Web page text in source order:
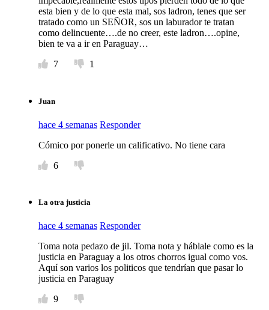
esta bien y de lo que esta mal, sos ladron, tenes que ser
tratado como un SEÑOR, sos un laburador te tratan
como delincuente….de no creer, este ladron….opine,
bien te va a ir en Paraguay…
7
1
Juan
hace 4 semanas Responder
Cómico por ponerle un calificativo. No tiene cara
6
La otra justicia
hace 4 semanas Responder
Toma nota pedazo de jil. Toma nota y háblale como es la
justicia en Paraguay a los otros chorros igual como vos.
Aquí son varios los politicos que tendrían que pasar lo
justicia en Paraguay
9